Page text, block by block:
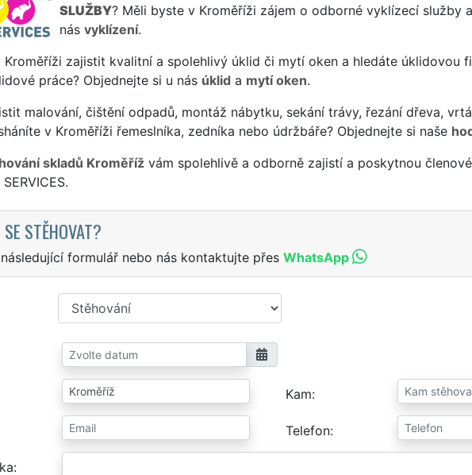
SLUŽBY? Měli byste v Kroměříži zájem o odborné vyklízecí služby
nás vyklízení.
Kroměříži zajistit kvalitní a spolehlivý úklid či mytí oken a hledáte úklidovou
práce? Objednejte si u nás úklid a mytí oken.
malování, čištění odpadů, montáž nábytku, sekání trávy, řezání dřeva,
v Kroměříži řemeslníka, zedníka nebo údržbáře? Objednejte si naše
skladů Kroměřížvám spolehlivě a odborně zajistí a poskytnou
SE STĚHOVAT?
formulář nebo nás kontaktujte přes WhatsApp
Kam
Telefon